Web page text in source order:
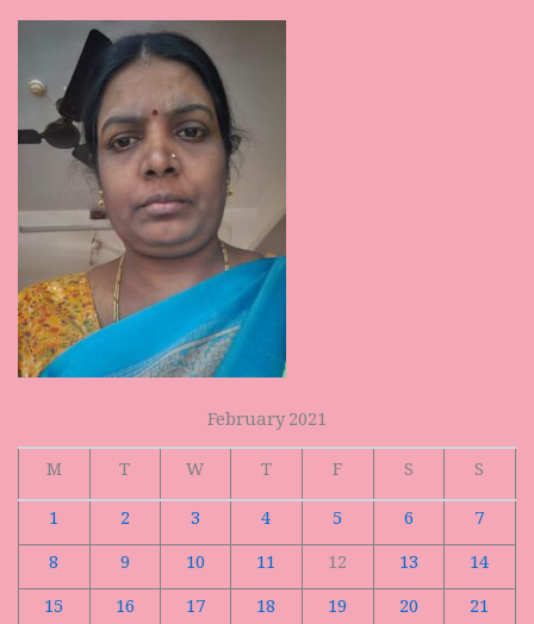
February 2021
M
T W T F S
S
1
2 3 4 5 6
7
8
9 10 11 12 13
14
15
16 17 18 19 20
21